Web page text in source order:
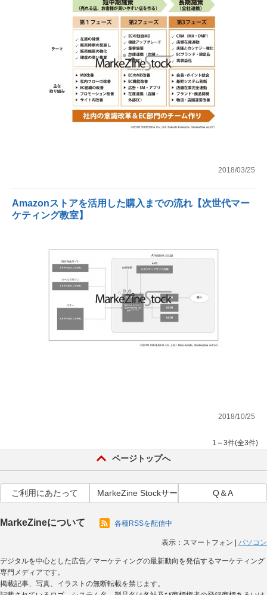
2018/03/25
Amazonストアを活用した購入までの流れ【次世代マー
ケティング教室】
2018/10/25
1～3件(全3件)
ページトップへ
ご利用にあたって MarkeZine Stockサービス利用規約
Q＆A
MarkeZineについて 各種RSSを配信中
表示： スマートフォン パソコン
デジタルを中心とした広告／マーケティングの最新動向を発信するマーケティング
専門メディアです。
掲載記事、写真、イラストの無断転載を禁じます。